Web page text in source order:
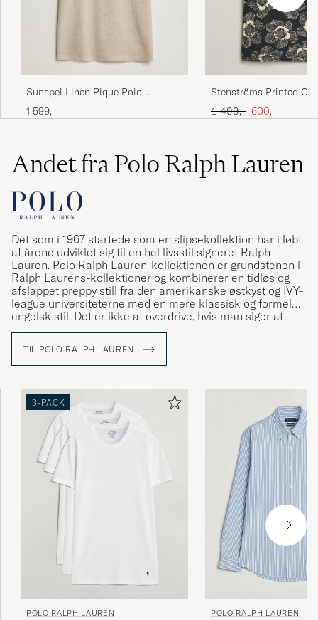
Sunspel Linen Pique Polo
Hazelwood
1 599,-
Stenströms Printed
Black
Ordinary pris
1 499,- Nedsat pris
600,-
Andet fra Polo Ralph Lauren
Det som i 1967 startede som en slipsekollektion har i løbt
af årene udviklet sig til en hel livsstil signeret Ralph
Lauren. Polo Ralph Lauren-kollektionen er grundstenen i
Ralph Laurens-kollektioner og kombinerer en tidløs og
afslappet preppy still fra den amerikanske østkyst og IVY-
league universiteterne med en mere klassisk og formel
engelsk stil. Det er ikke at overdrive, hvis man siger at
Ralph Lauren har været med til at definere den
TIL POLO RALPH LAUREN
3-PACK
POLO RALPH LAUREN POLO RALPH LAUREN